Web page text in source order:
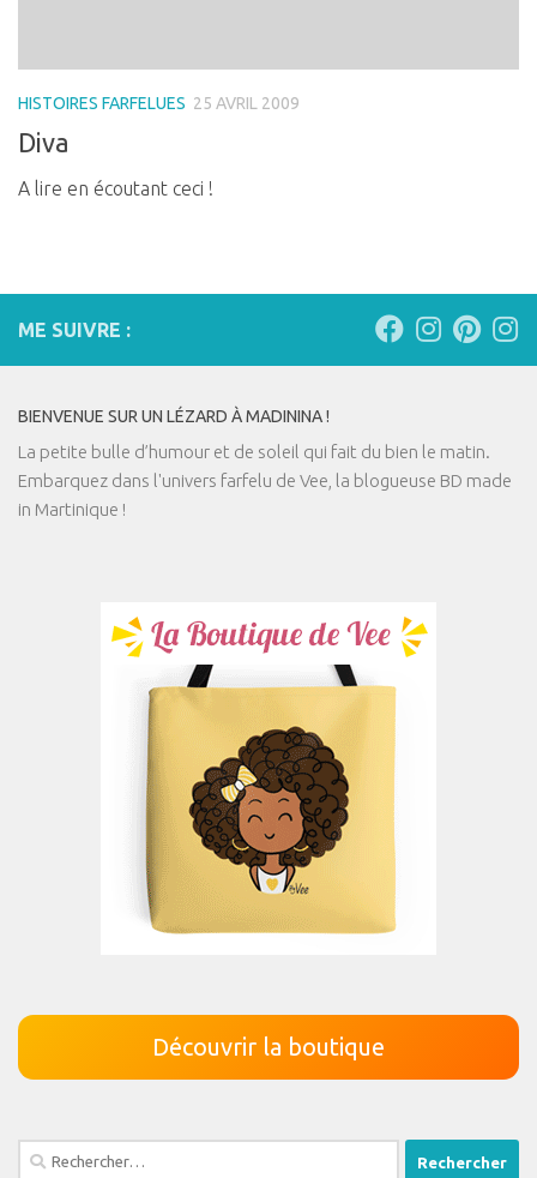
HISTOIRES FARFELUES 25 AVRIL 2009
Diva
A lire en écoutant ceci !
ME SUIVRE :
BIENVENUE SUR UN LÉZARD À MADININA !
La petite bulle d’humour et de soleil qui fait du bien le matin.
Embarquez dans l'univers farfelu de Vee, la blogueuse BD made
in Martinique !
Découvrir la boutique
Rechercher :